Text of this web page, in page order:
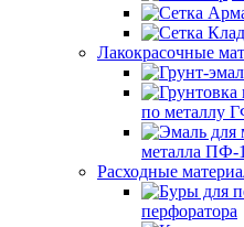
Лакокрасочные
по металлу
металла ПФ-
Расходные
перфоратора